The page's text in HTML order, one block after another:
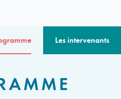
Les intervenants